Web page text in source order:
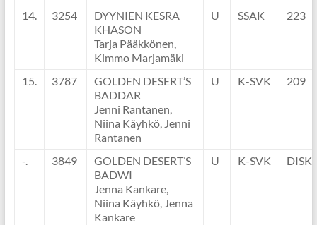
14. 3254
DYYNIEN KESRA
KHASON
Tarja Pääkkönen,
Kimmo Marjamäki
U SSAK 223
15. 3787
GOLDEN DESERT’S
BADDAR
Jenni Rantanen,
Niina Käyhkö, Jenni
Rantanen
U K-SVK 209
-. 3849
GOLDEN DESERT’S
BADWI
Jenna Kankare,
Niina Käyhkö, Jenna
Kankare
U K-SVK DISK